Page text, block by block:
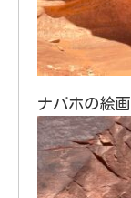
ナバホの絵画